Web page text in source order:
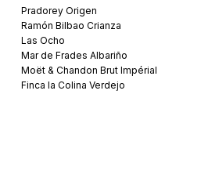
Pradorey Origen
Ramón Bilbao Crianza
Las Ocho
Mar de Frades Albariño
Moët & Chandon Brut Impérial
Finca la Colina Verdejo